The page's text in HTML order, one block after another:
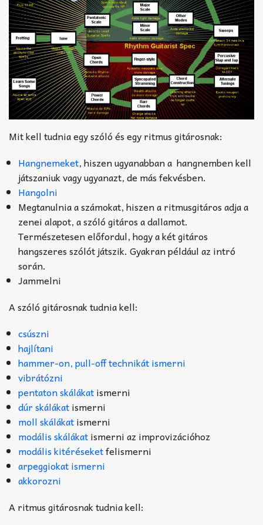
Mit kell tudnia egy szóló és egy ritmus gitárosnak:
Hangnemeket, hiszen ugyanabban a hangnemben kell
játszaniuk vagy ugyanazt, de más fekvésben.
Hangolni
Megtanulnia a számokat, hiszen a ritmusgitáros adja a
zenei alapot, a szóló gitáros a dallamot.
Természetesen előfordul, hogy a két gitáros
hangszeres szólót játszik. Gyakran például az intró
során.
Jammelni
A szóló gitárosnak tudnia kell:
csúszni
hajlítani
hammer-on, pull-off technikát ismerni
vibrátózni
pentaton skálákatismerni
dúr skálákatismerni
moll skálákatismerni
modális skálákatismerni az improvizációhoz
modális kitéréseketfelismerni
arpeggiokat ismerni
akkorozni
A ritmus gitárosnak tudnia kell: